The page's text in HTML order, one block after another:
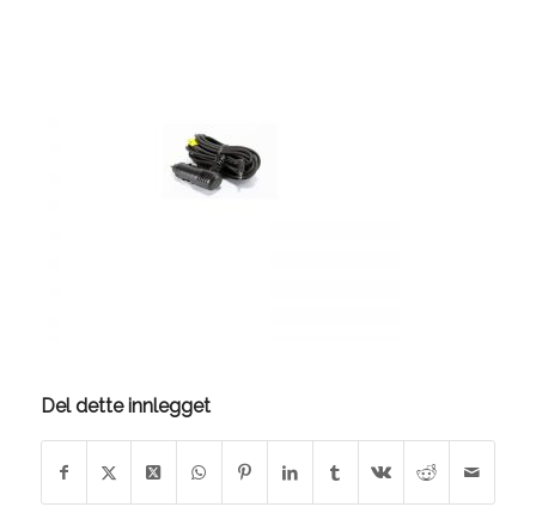
Del dette innlegget